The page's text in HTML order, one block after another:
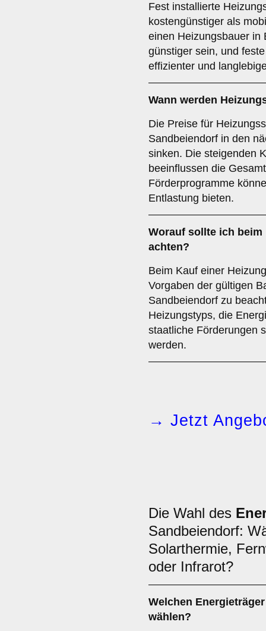
Fest installierte
kostengünstiger als
einen Heizungsbauer in
günstiger sein, und
effizienter und
Wann werden
Die Preise für
Sandbeiendorf in den
sinken. Die steigenden
beeinflussen die
Förderprogramme
Entlastung bieten.
Worauf sollte ich beim
achten?
Beim Kauf einer
Vorgaben der gültigen
Sandbeiendorf zu
Heizungstyps, die
staatliche Förderungen
werden.
→ Jetzt
Die Wahl des
Sandbeiendorf:
Solarthermie,
oder Infrarot?
Welchen Energieträger
wählen?